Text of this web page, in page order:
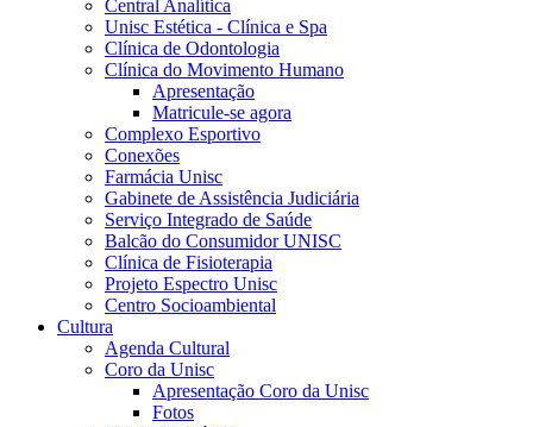
Central Analítica
Unisc Estética - Clínica e Spa
Clínica de Odontologia
Clínica do Movimento Humano
Apresentação
Matricule-se agora
Complexo Esportivo
Conexões
Farmácia Unisc
Gabinete de Assistência Judiciária
Serviço Integrado de Saúde
Balcão do Consumidor UNISC
Clínica de Fisioterapia
Projeto Espectro Unisc
Centro Socioambiental
Cultura
Agenda Cultural
Coro da Unisc
Apresentação Coro da Unisc
Fotos